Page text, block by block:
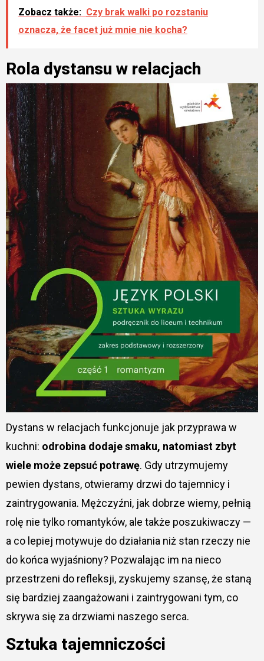
Zobacz także: Czy brak walki po rozstaniu
oznacza, że facet już mnie nie kocha?
Rola dystansu w relacjach
Dystans w relacjach funkcjonuje jak przyprawa w
kuchni: odrobina dodaje smaku, natomiast zbyt
wiele może zepsuć potrawę. Gdy utrzymujemy
pewien dystans, otwieramy drzwi do tajemnicy i
zaintrygowania. Mężczyźni, jak dobrze wiemy, pełnią
rolę nie tylko romantyków, ale także poszukiwaczy —
a co lepiej motywuje do działania niż stan rzeczy nie
do końca wyjaśniony? Pozwalając im na nieco
przestrzeni do refleksji, zyskujemy szansę, że staną
się bardziej zaangażowani i zaintrygowani tym, co
skrywa się za drzwiami naszego serca.
Sztuka tajemniczości